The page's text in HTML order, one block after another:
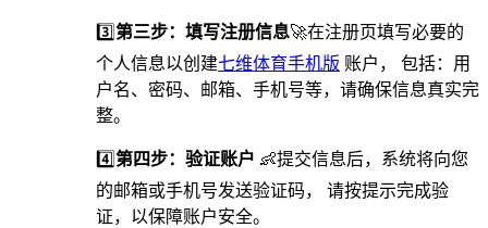
3️⃣第三步：填写注册信息🚀在注册页填写必要的
个人信息以创建七维体育手机版 账户， 包括：用
户名、密码、邮箱、手机号等，请确保信息真实完
整。
4️⃣第四步：验证账户 👶提交信息后，系统将向您
的邮箱或手机号发送验证码， 请按提示完成验
证，以保障账户安全。